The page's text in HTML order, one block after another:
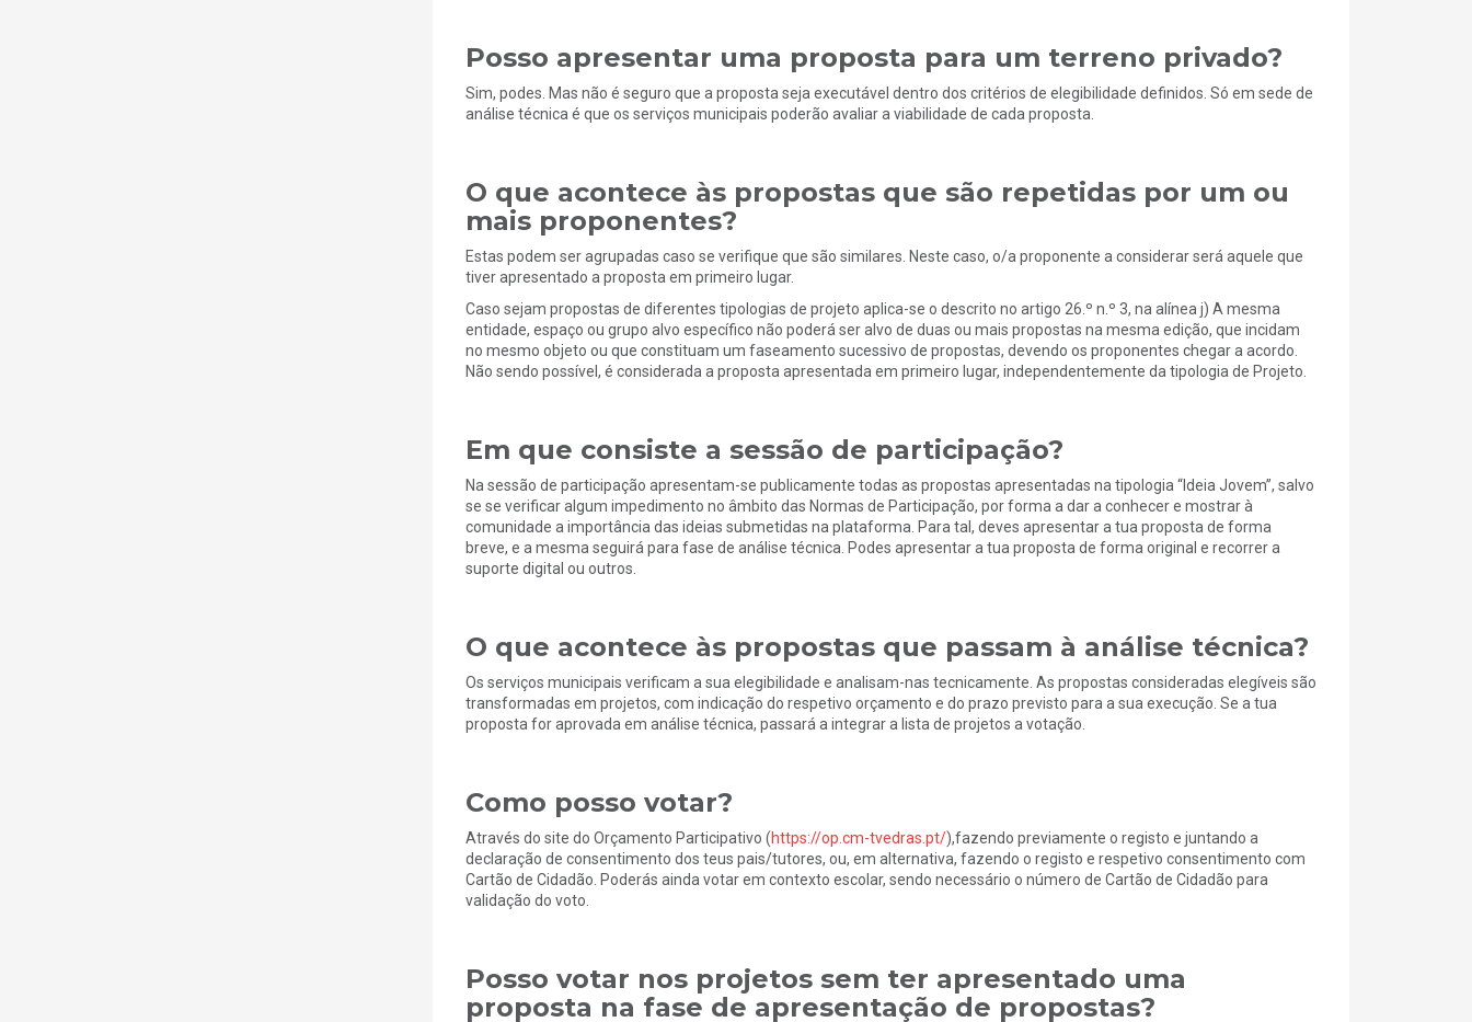
Posso apresentar uma proposta para um terreno privado?
Sim, podes. Mas não é seguro que a proposta seja executável dentro dos critérios de elegibilidade definidos. Só em sede de
análise técnica é que os serviços municipais poderão avaliar a viabilidade de cada proposta.
O que acontece às propostas que são repetidas por um ou
mais proponentes?
Estas podem ser agrupadas caso se verifique que são similares. Neste caso, o/a proponente a considerar será aquele que
tiver apresentado a proposta em primeiro lugar.
Caso sejam propostas de diferentes tipologias de projeto aplica-se o descrito no artigo 26.º n.º 3, na alínea j) A mesma
entidade, espaço ou grupo alvo específico não poderá ser alvo de duas ou mais propostas na mesma edição, que incidam
no mesmo objeto ou que constituam um faseamento sucessivo de propostas, devendo os proponentes chegar a acordo.
Não sendo possível, é considerada a proposta apresentada em primeiro lugar, independentemente da tipologia de Projeto.
Em que consiste a sessão de participação?
Na sessão de participação apresentam-se publicamente todas as propostas apresentadas na tipologia “Ideia Jovem”, salvo
se se verificar algum impedimento no âmbito das Normas de Participação, por forma a dar a conhecer e mostrar à
comunidade a importância das ideias submetidas na plataforma. Para tal, deves apresentar a tua proposta de forma
breve, e a mesma seguirá para fase de análise técnica. Podes apresentar a tua proposta de forma original e recorrer a
suporte digital ou outros.
O que acontece às propostas que passam à análise técnica?
Os serviços municipais verificam a sua elegibilidade e analisam-nas tecnicamente. As propostas consideradas elegíveis são
transformadas em projetos, com indicação do respetivo orçamento e do prazo previsto para a sua execução. Se a tua
proposta for aprovada em análise técnica, passará a integrar a lista de projetos a votação.
Como posso votar?
Através do site do Orçamento Participativo (https://op.cm-tvedras.pt/),fazendo previamente o registo e juntando a
declaração de consentimento dos teus pais/tutores, ou, em alternativa, fazendo o registo e respetivo consentimento com
Cartão de Cidadão. Poderás ainda votar em contexto escolar, sendo necessário o número de Cartão de Cidadão para
validação do voto.
Posso votar nos projetos sem ter apresentado uma
proposta na fase de apresentação de propostas?